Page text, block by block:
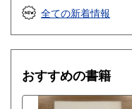
全ての新着情報
おすすめの書籍